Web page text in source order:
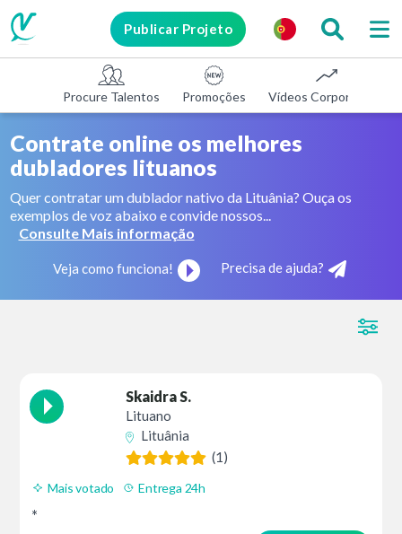
Publicar Projeto
Procure Talentos Promoções Vídeos Corporativos
Contrate online os melhores
dubladores lituanos
Quer contratar um dublador nativo da Lituânia? Ouça os
exemplos de voz abaixo e convide nossos...
Consulte Mais informação
Veja como funciona! Precisa de ajuda?
Skaidra S.
Lituano
Lituânia
(1)
Mais votado Entrega 24h
*